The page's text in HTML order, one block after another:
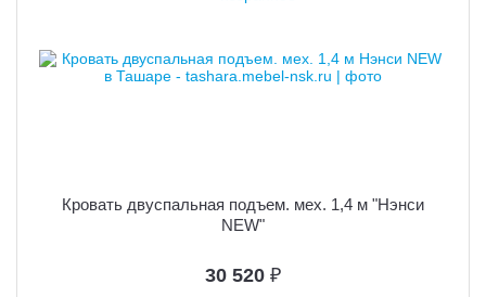
Кровать двуспальная подъем. мех. 1,4 м "Нэнси
NEW"
30 520 ₽